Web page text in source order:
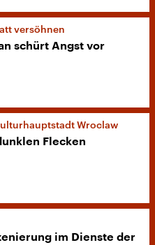
versöhnen
schürt Angst vor
Wroclaw
Flecken
im Dienste der